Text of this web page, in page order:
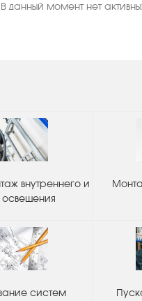
В данный момент нет
внутреннего и
освещения
систем